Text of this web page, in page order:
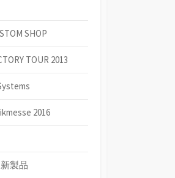
SHOP
TOUR 2013
2016
新製品